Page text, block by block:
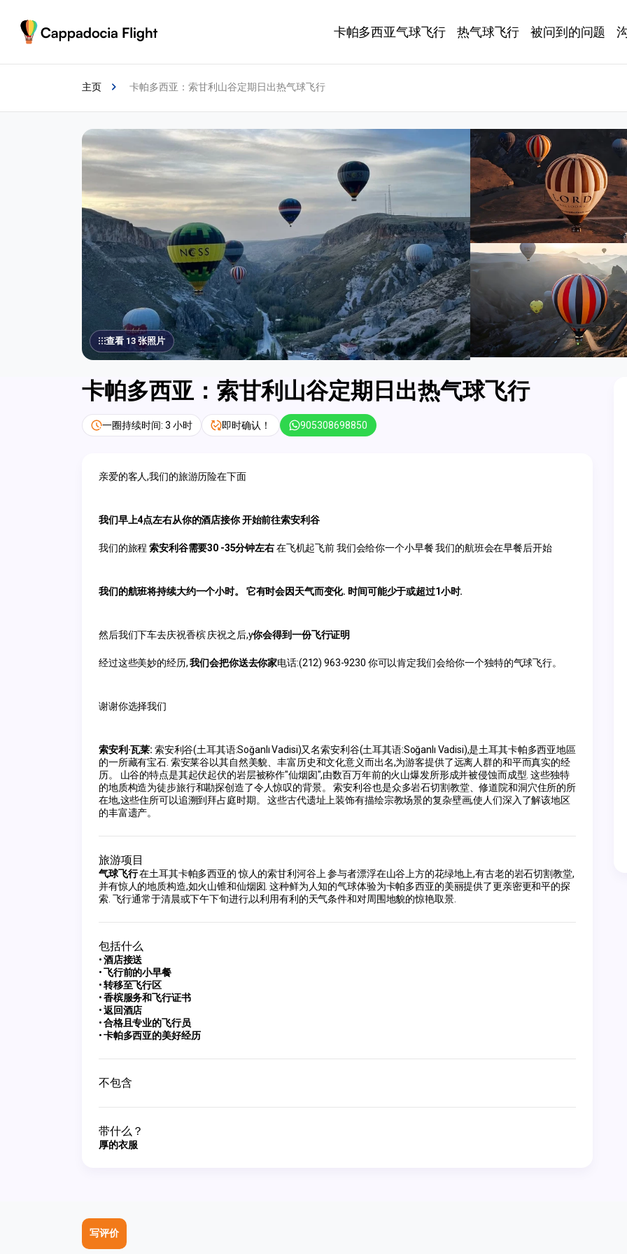
卡帕多西亚气球飞行 热气球飞行 被问到的问题
主页 卡帕多西亚：索甘利山谷定期日出热气球飞行
查看 13 张照片
卡帕多西亚：索甘利山谷定期日出热气球飞行
一圈持续时间: 3 小时 即时确认！ 905308698850
亲爱的客人,我们的旅游历险在下面
我们早上4点左右从你的酒店接你 开始前往索安利谷
我们的旅程 索安利谷需要30 -35分钟左右 在飞机起飞前 我们会给你一个小早餐 我们的航班会在早餐后开始
我们的航班将持续大约一个小时。 它有时会因天气而变化. 时间可能少于或超过1小时.
然后我们下车去庆祝香槟 庆祝之后,y你会得到一份飞行证明
经过这些美妙的经历, 我们会把你送去你家电话:(212) 963-9230 你可以肯定我们会给你一个独特的气球飞行。
谢谢你选择我们
索安利·瓦莱: 索安利谷(土耳其语:Soğanlı Vadisi)又名索安利谷(土耳其语:Soğanlı Vadisi),是土耳其卡帕多西亚地區
的一所藏有宝石. 索安莱谷以其自然美貌、丰富历史和文化意义而出名,为游客提供了远离人群的和平而真实的经
历。 山谷的特点是其起伏起伏的岩层被称作"仙烟囱",由数百万年前的火山爆发所形成并被侵蚀而成型. 这些独特
的地质构造为徒步旅行和勘探创造了令人惊叹的背景。 索安利谷也是众多岩石切割教堂、修道院和洞穴住所的所
在地,这些住所可以追溯到拜占庭时期。 这些古代遗址上装饰有描绘宗教场景的复杂壁画,使人们深入了解该地区
的丰富遗产。
旅游项目
气球飞行在土耳其卡帕多西亚的 惊人的索甘利河谷上 参与者漂浮在山谷上方的花绿地上,有古老的岩石切割教堂,
并有惊人的地质构造,如火山锥和仙烟囱. 这种鲜为人知的气球体验为卡帕多西亚的美丽提供了更亲密更和平的探
索. 飞行通常于清晨或下午下旬进行,以利用有利的天气条件和对周围地貌的惊艳取景.
包括什么
酒店接送
飞行前的小早餐
转移至飞行区
香槟服务和飞行证书
返回酒店
合格且专业的飞行员
卡帕多西亚的美好经历
不包含
带什么？
厚的衣服
写评价